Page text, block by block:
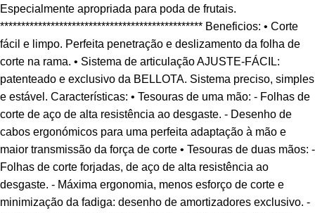
Especialmente apropriada para poda de frutais.
************************************************ Beneficios: • Corte
fácil e limpo. Perfeita penetração e deslizamento da folha de
corte na rama. • Sistema de articulação AJUSTE-FÁCIL:
patenteado e exclusivo da BELLOTA. Sistema preciso, simples
e estável. Características: • Tesouras de uma mão: - Folhas de
corte de aço de alta resistência ao desgaste. - Desenho de
cabos ergonómicos para uma perfeita adaptação à mão e
maior transmissão da força de corte • Tesouras de duas mãos: -
Folhas de corte forjadas, de aço de alta resistência ao
desgaste. - Máxima ergonomia, menos esforço de corte e
minimização da fadiga: desenho de amortizadores exclusivo. -